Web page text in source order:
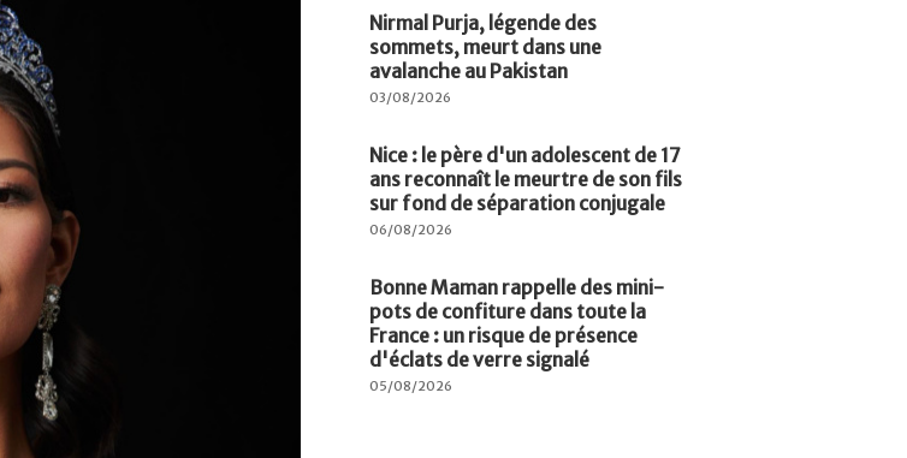
Nirmal Purja, légende des
sommets, meurt dans une
avalanche au Pakistan
03/08/2026
Nice : le père d'un adolescent de 17
ans reconnaît le meurtre de son fils
sur fond de séparation conjugale
06/08/2026
Bonne Maman rappelle des mini-
pots de confiture dans toute la
France : un risque de présence
d'éclats de verre signalé
05/08/2026